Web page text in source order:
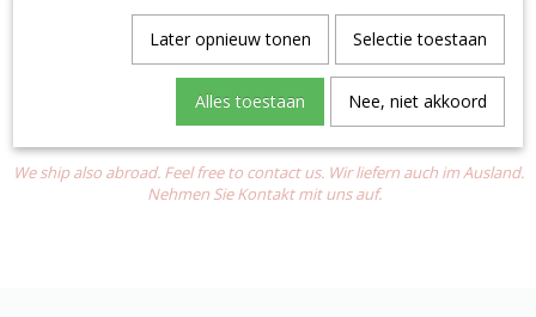
Tous les prix sont TVA incluse et hors frais de livraison.
"En stock" si en stock chez nos fabricants
dernier statut et pour les frais de livraison éventuels !
We leveren uiteraard ook in België en Nederland maar dan bestel je
We ship also abroad. Feel free to contact us. Wir liefern auch im Ausland.
Nehmen Sie Kontakt mit uns auf.
Later opnieuw tonen Selectie toestaan
Alles toestaan Nee, niet akkoord